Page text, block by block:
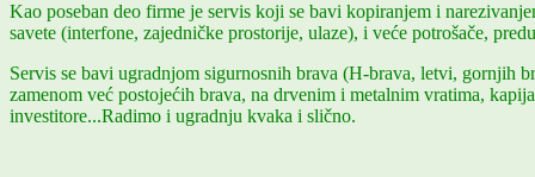
Kao poseban deo firme je servis koji se bavi kopiranjem i
savete (interfone, zajedničke prostorije, ulaze), i veće potrošače,
Servis se bavi ugradnjom sigurnosnih brava (H-brava, letvi, gornjih
zamenom već postojećih brava, na drvenim i metalnim vratima,
investitore...Radimo i ugradnju kvaka i slično.